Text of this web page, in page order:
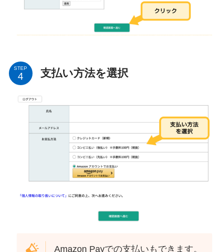
STEP 支払い方法を選択
Amazon Payでの支払いもできます。